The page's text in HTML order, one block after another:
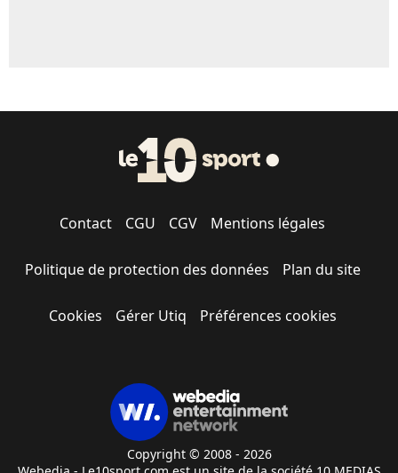
Contact CGU CGV Mentions légales
Politique de protection des données Plan du site
Cookies Gérer Utiq Préférences cookies
Copyright © 2008 - 2026